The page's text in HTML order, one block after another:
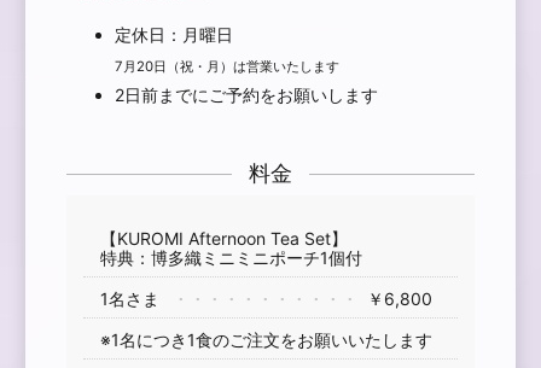
定休日：月曜日
7月20日（祝・月）は営業いたします
2日前までにご予約をお願いします
料金
【KUROMI Afternoon Tea Set】
特典：博多織ミニミニポーチ1個付
1名さま
￥6,800
※1名につき1食のご注文をお願いいたします